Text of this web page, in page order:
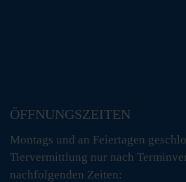
ÖFFNUNGSZEITEN
Montags und an Feiertagen
Tiervermittlung nur nach
nachfolgenden Zeiten: